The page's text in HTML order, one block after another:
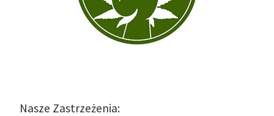
Nasze Zastrzeżenia: